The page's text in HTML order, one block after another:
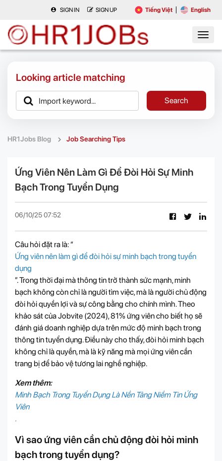
SIGN IN SIGN UP Tiếng Việt English
Looking article matching
Search
HR1Jobs Blog Job Searching Tips
Ứng Viên Nên Làm Gì Để Đòi Hỏi Sự Minh
Bạch Trong Tuyển Dụng
06/10/25 07:52
Câu hỏi đặt ra là: “
Ứng viên nên làm gì để đòi hỏi sự minh bạch trong tuyển
dụng
”. Trong thời đại mà thông tin trở thành sức mạnh, minh
bạch không còn chỉ là người tìm việc, mà là người chủ động
đòi hỏi quyền lợi và sự công bằng cho chính mình. Theo
khảo sát củaJobvite (2024), 81% ứng viên cho biết họ sẽ
đánh giá doanh nghiệp dựa trên mức độ minh bạch trong
thông tin tuyển dụng. Điều này cho thấy, đòi hỏi minh bạch
không chỉ là quyền, mà là kỹ năng mà mọi ứng viên cần
trang bị để bảo vệ tương lai nghề nghiệp.
Xem thêm:
Minh Bạch Trong Tuyển Dụng Là Nền Tảng Niềm Tin Ứng
Viên
.
Vì sao ứng viên cần chủ động đòi hỏi minh
bạch trong tuyển dụng?